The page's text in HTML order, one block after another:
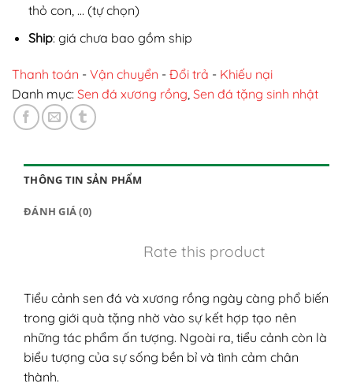
thỏ con, … (tự chọn)
Ship: giá chưa bao gồm ship
Thanh toán - Vận chuyển - Đổi trả - Khiếu nại
Danh mục: Sen đá xương rồng Sen đá tặng sinh nhật
THÔNG TIN SẢN PHẨM
ĐÁNH GIÁ (0)
Rate this product
Tiểu cảnh sen đá và xương rồng ngày càng phổ biến
trong giới quà tặng nhờ vào sự kết hợp tạo nên
những tác phẩm ấn tượng. Ngoài ra, tiểu cảnh còn là
biểu tượng của sự sống bền bỉ và tình cảm chân
thành.